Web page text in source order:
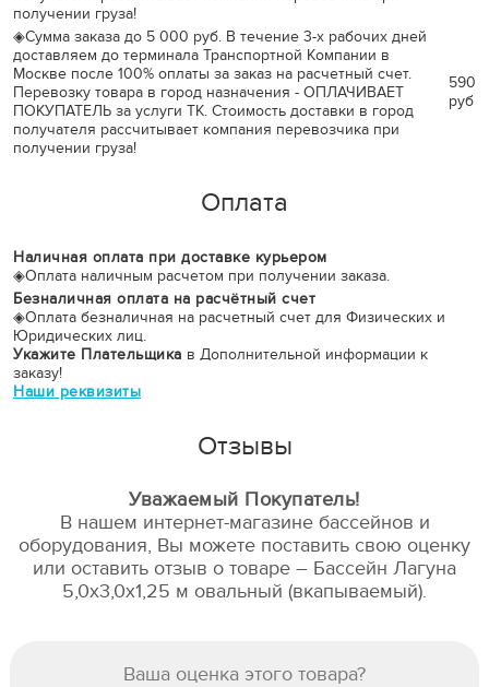
получении груза!
◈Сумма заказа до 5 000 руб. В течение 3-х рабочих дней
доставляем до терминала Транспортной Компании в
Москве после 100% оплаты за заказ на расчетный счет.
Перевозку товара в город назначения - ОПЛАЧИВАЕТ
ПОКУПАТЕЛЬ за услуги ТК. Стоимость доставки в город
получателя рассчитывает компания перевозчика при
получении груза!
590
руб
Оплата
Наличная оплата при доставке курьером
◈Оплата наличным расчетом при получении заказа.
Безналичная оплата на расчётный счет
◈Оплата безналичная на расчетный счет для Физических и
Юридических лиц.
Укажите Плательщика в Дополнительной информации к
заказу!
Наши реквизиты
Отзывы
Уважаемый Покупатель!
В нашем интернет-магазине бассейнов и
оборудования, Вы можете поставить свою оценку
или оставить отзыв о товаре – Бассейн Лагуна
5,0х3,0х1,25 м овальный (вкапываемый).
Ваша оценка этого товара?